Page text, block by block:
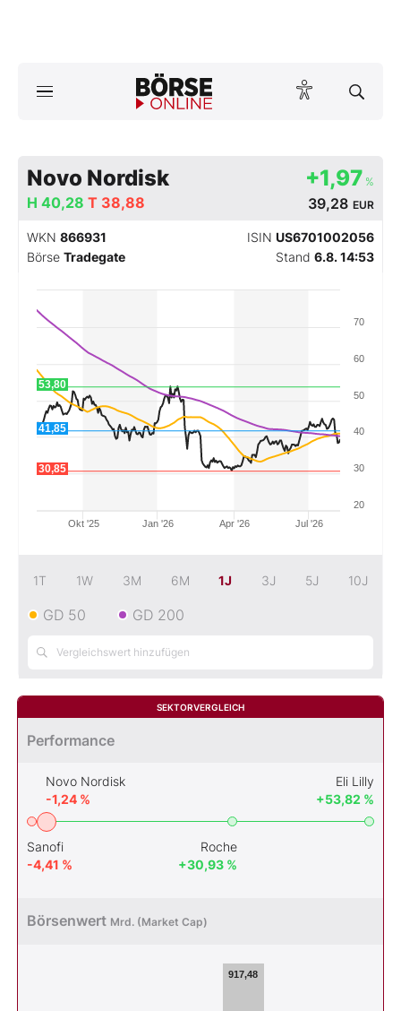
Anlageprodukte
Finanz-Check
Abo & Shop
Experten
Mein B:O
Kontakt
Novo Nordisk +1,97 %
39,28 EUR
H 40,28 T 38,88
WKN 866931 ISIN US6701002056
Börse Tradegate Stand 6.8. 14:53
Jan '26 Jul '26
Okt '25 Apr '26
50
20
30
40
60
70
41,85
30,85
53,80
1T 1W 3M 6M 1J 3J 5J 10J
GD 50 GD 200
SEKTORVERGLEICH
Performance
Sanofi
-4,41 %
Novo Nordisk
-1,24 %
Roche
+30,93 %
Eli Lilly
+53,82 %
Börsenwert Mrd. (Market Cap)
917,48